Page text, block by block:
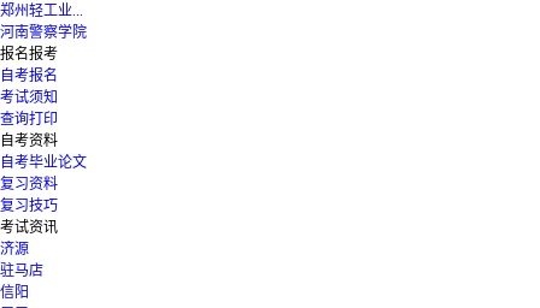
郑州轻工业...
河南警察学院
报名报考
自考报名
考试须知
查询打印
自考资料
自考毕业论文
复习资料
复习技巧
考试资讯
济源
驻马店
信阳